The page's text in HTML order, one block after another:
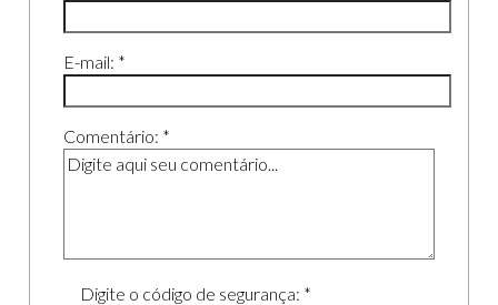
E-mail: *
Comentário: *
Digite o código de segurança: *